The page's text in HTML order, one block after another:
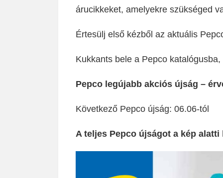
árucikkeket, amelyekre szükséged
Értesülj első kézből az aktuális
Kukkants bele a Pepco
Pepco legújabb akciós újság –
Következő Pepco újság: 06.06-tól
A teljes Pepco újságot a kép